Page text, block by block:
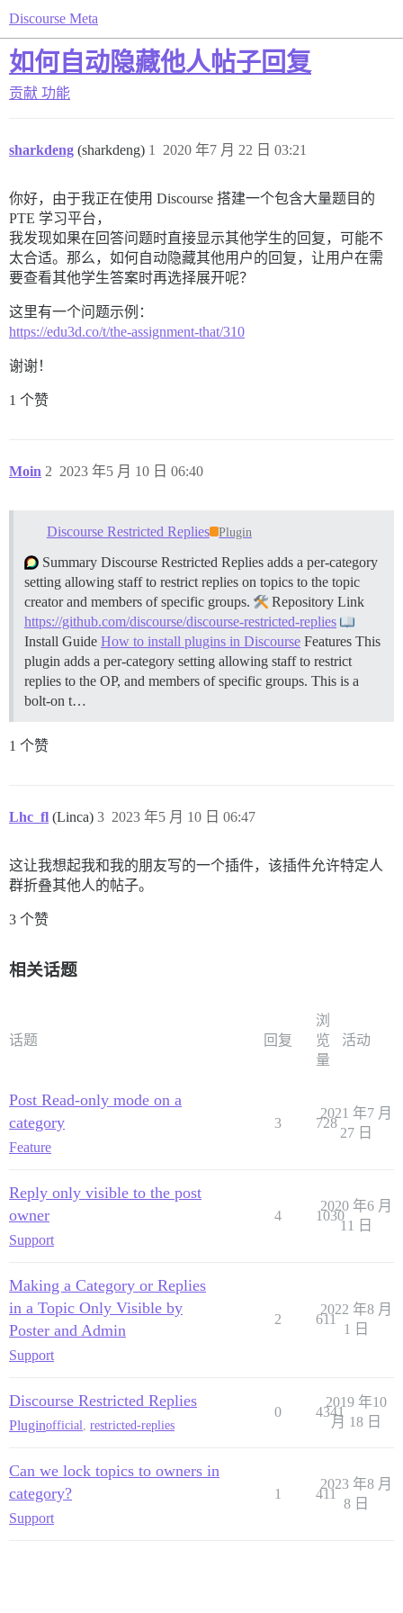
Discourse Meta
如何自动隐藏他人帖子回复
贡献 功能
sharkdeng (sharkdeng) 2020 年7 月 22 日 03:21
1
你好，由于我正在使用 Discourse 搭建一个包含大量题目的
PTE 学习平台，
我发现如果在回答问题时直接显示其他学生的回复，可能不
太合适。那么，如何自动隐藏其他用户的回复，让用户在需
要查看其他学生答案时再选择展开呢？
这里有一个问题示例：
https://edu3d.co/t/the-assignment-that/310
谢谢！
1 个赞
Moin 2023 年5 月 10 日 06:40
2
Discourse Restricted Replies Plugin
Summary Discourse Restricted Replies adds a per-category
setting allowing staff to restrict replies on topics to the topic
creator and members of specific groups.
Repository Link
https://github.com/discourse/discourse-restricted-replies
Install Guide How to install plugins in Discourse Features This
plugin adds a per-category setting allowing staff to restrict
replies to the OP, and members of specific groups. This is a
bolt-on t…
1 个赞
Lhc_fl (Linca) 2023 年5 月 10 日 06:47
3
这让我想起我和我的朋友写的一个插件，该插件允许特定人
群折叠其他人的帖子。
3 个赞
相关话题
话题 回复
浏
览
量
活动
Post Read-only mode on a
category
Feature
3 728
2021 年7 月
27 日
Reply only visible to the post
owner
Support
4 1030
2020 年6 月
11 日
Making a Category or Replies
in a Topic Only Visible by
Poster and Admin
Support
2 611
2022 年8 月
1 日
Discourse Restricted Replies
Pluginofficial, restricted-replies
0 4341
2019 年10
月 18 日
Can we lock topics to owners in
category?
Support
1 411
2023 年8 月
8 日